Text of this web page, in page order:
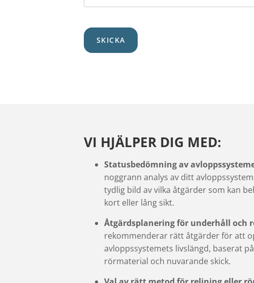
VI HJÄLPER DIG MED:
Statusbedömning av
noggrann analys av ditt
tydlig bild av vilka åtgärder som kan
kort eller lång sikt.
Åtgärdsplanering för underhåll och
rekommenderar rätt åtgärder för att
avloppssystemets livslängd, baserat
rörmaterial och nuvarande skick.